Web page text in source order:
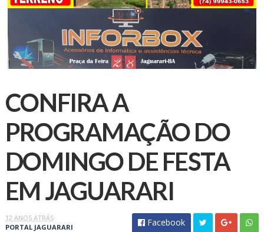
CONFIRA A
PROGRAMAÇÃO DO
DOMINGO DE FESTA
EM JAGUARARI
12 ANOS ATRÁS
PORTAL JAGUARARI
Facebook